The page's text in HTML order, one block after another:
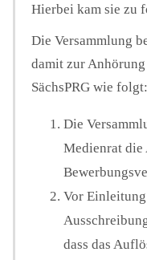
Hierbei kam sie zu
Die Versammlung
damit zur Anhörung
SächsPRG wie folgt:
Die
Medienrat die
Vor
dass das